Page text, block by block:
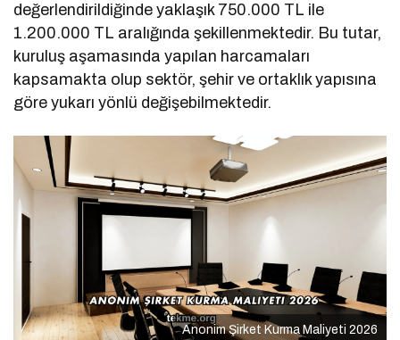
değerlendirildiğinde yaklaşık 750.000 TL ile
1.200.000 TL aralığında şekillenmektedir. Bu tutar,
kuruluş aşamasında yapılan harcamaları
kapsamakta olup sektör, şehir ve ortaklık yapısına
göre yukarı yönlü değişebilmektedir.
Anonim Şirket Kurma Maliyeti 2026